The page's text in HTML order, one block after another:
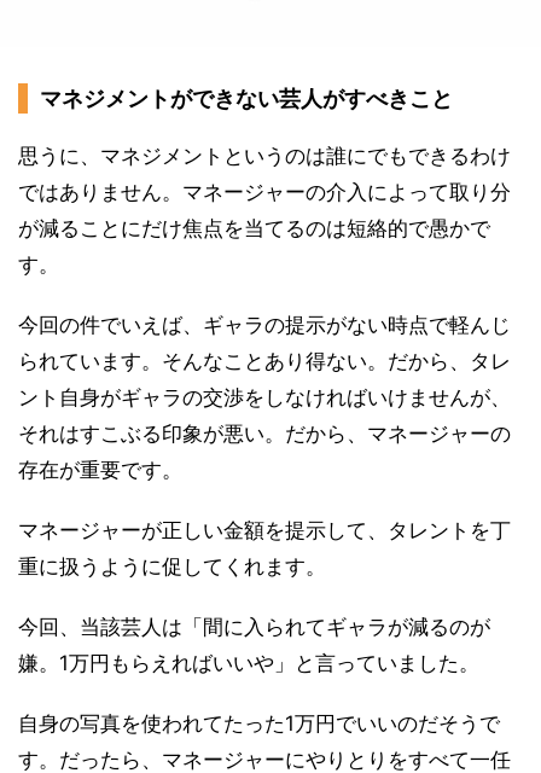
マネジメントができない芸人がすべきこと
思うに、マネジメントというのは誰にでもできるわけ
ではありません。マネージャーの介入によって取り分
が減ることにだけ焦点を当てるのは短絡的で愚かで
す。
今回の件でいえば、ギャラの提示がない時点で軽んじ
られています。そんなことあり得ない。だから、タレ
ント自身がギャラの交渉をしなければいけませんが、
それはすこぶる印象が悪い。だから、マネージャーの
存在が重要です。
マネージャーが正しい金額を提示して、タレントを丁
重に扱うように促してくれます。
今回、当該芸人は「間に入られてギャラが減るのが
嫌。1万円もらえればいいや」と言っていました。
自身の写真を使われてたった1万円でいいのだそうで
す。だったら、マネージャーにやりとりをすべて一任